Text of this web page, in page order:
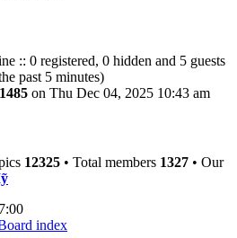
:: 0 registered, 0 hidden and 5 guests
past 5 minutes)
1485 on Thu Dec 04, 2025 10:43 am
12325 • Total members 1327 • Our
index